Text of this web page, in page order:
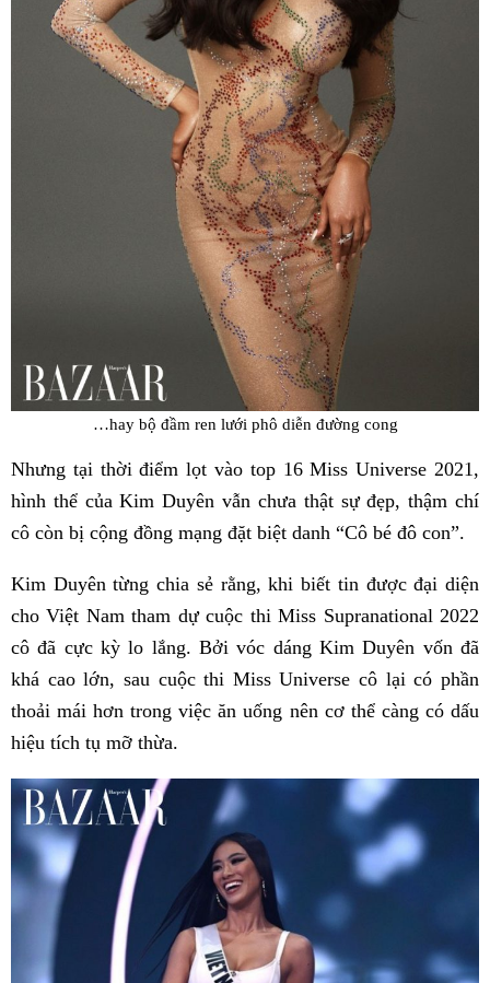
…hay bộ đầm ren lưới phô diễn đường cong
Nhưng tại thời điểm lọt vào top 16 Miss Universe 2021,
hình thể của Kim Duyên vẫn chưa thật sự đẹp, thậm chí
cô còn bị cộng đồng mạng đặt biệt danh “Cô bé đô con”.
Kim Duyên từng chia sẻ rằng, khi biết tin được đại diện
cho Việt Nam tham dự cuộc thi Miss Supranational 2022
cô đã cực kỳ lo lắng. Bởi vóc dáng Kim Duyên vốn đã
khá cao lớn, sau cuộc thi Miss Universe cô lại có phần
thoải mái hơn trong việc ăn uống nên cơ thể càng có dấu
hiệu tích tụ mỡ thừa.